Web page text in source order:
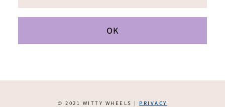
© 2021 WITTY WHEELS | PRIVACY